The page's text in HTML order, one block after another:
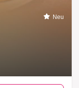
Neu